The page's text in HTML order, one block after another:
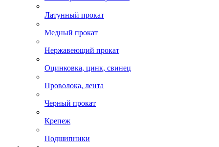
Латунный прокат
Медный прокат
Нержавеющий прокат
Оцинковка, цинк, свинец
Проволока, лента
Черный прокат
Крепеж
Подшипники